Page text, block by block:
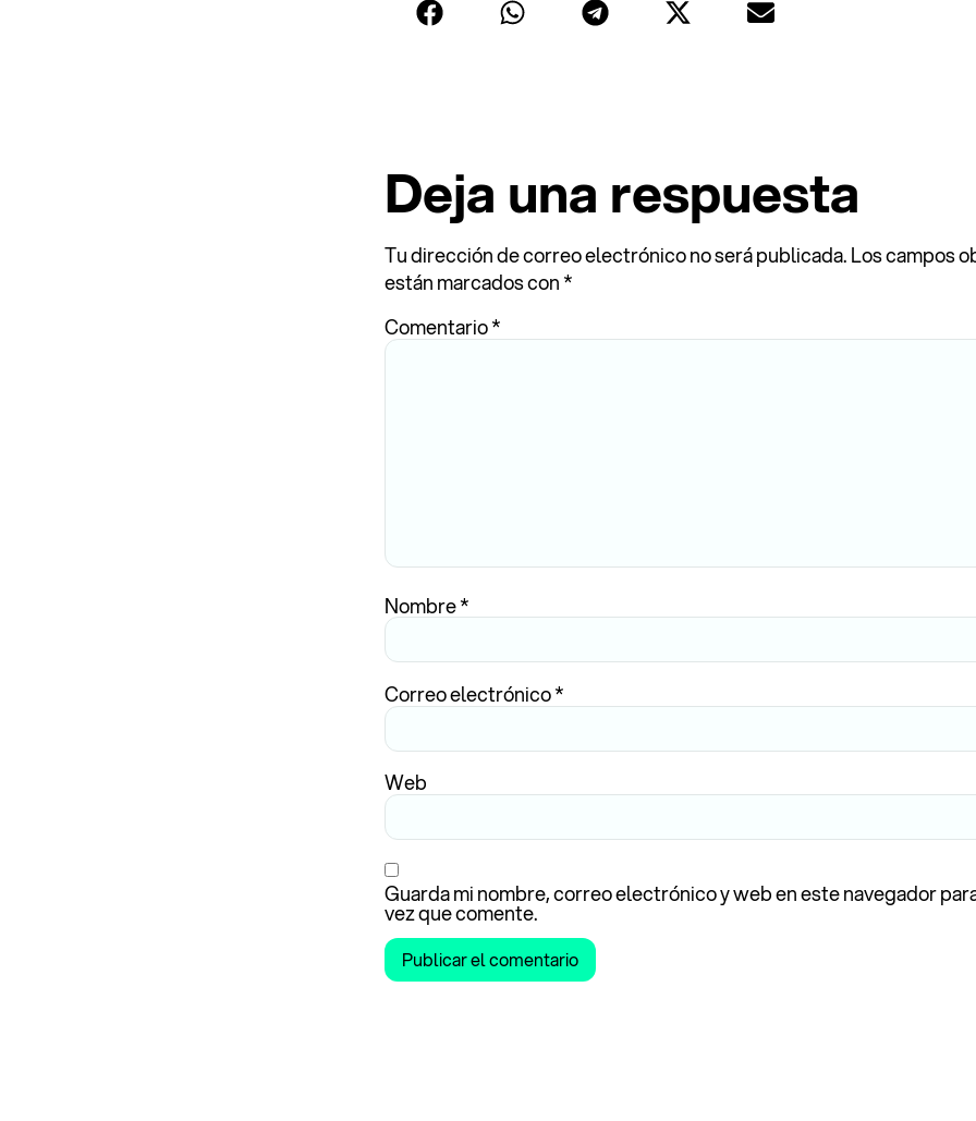
Deja una respuesta
Tu dirección de correo electrónico no será publicada.Los campos
están marcados con*
Comentario*
Nombre*
Correo electrónico*
Web
Guarda mi nombre, correo electrónico y web en este navegador
vez que comente.